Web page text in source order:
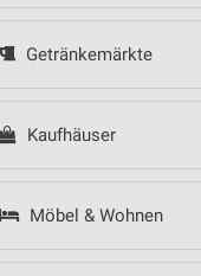
Getränkemärkte
Kaufhäuser
Möbel & Wohnen